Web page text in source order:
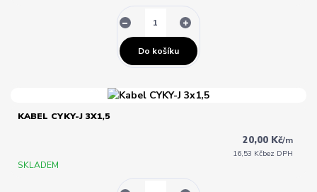
Do košíku
KABEL CYKY-J 3X1,5
20,00 Kč/m
16,53 Kčbez DPH
SKLADEM